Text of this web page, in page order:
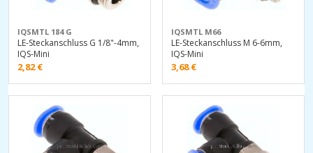
IQSMTL 184 G
LE-Steckanschluss G 1/8"-4mm,
IQS-Mini
2,82€
IQSMTL M66
LE-Steckanschluss M 6-6mm,
IQS-Mini
3,68€